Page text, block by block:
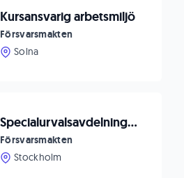
Kursansvarig arbetsmiljö
Försvarsmakten
Solna
Specialurvalsavdelningen vid Luftstridsskolan söker ställföreträdande avdelningschef
Försvarsmakten
Stockholm